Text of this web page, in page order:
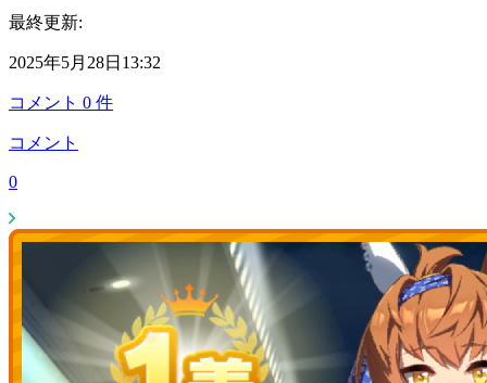
最終更新:
2025年5月28日13:32
コメント 0 件
コメント
0